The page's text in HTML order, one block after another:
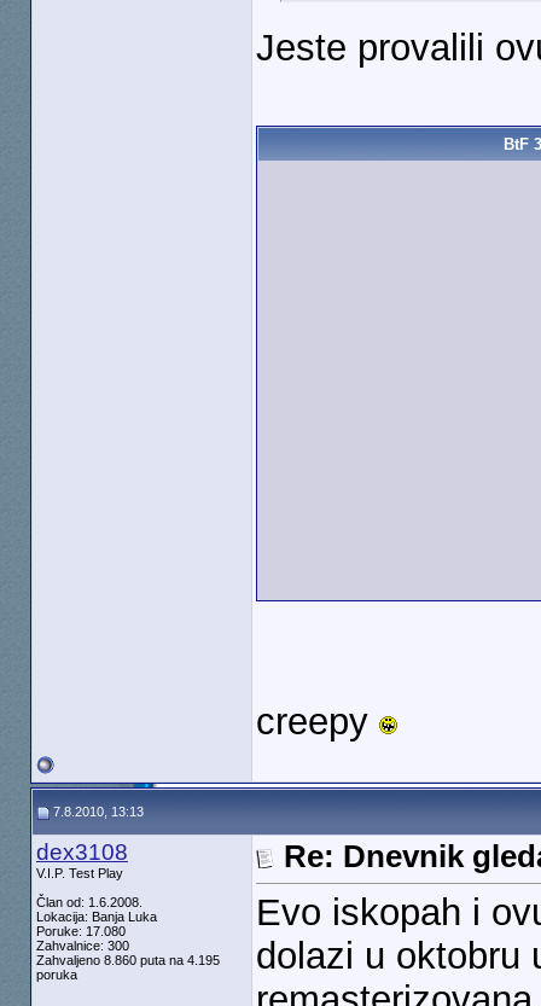
Jeste provalili
BtF 3
creepy
7.8.2010, 13:13
dex3108
V.I.P. Test Play
Član od: 1.6.2008.
Lokacija: Banja Luka
Poruke: 17.080
Zahvalnice: 300
Zahvaljeno 8.860 puta na 4.195
poruka
Re: Dnevnik
Evo iskopah i
dolazi u oktobru